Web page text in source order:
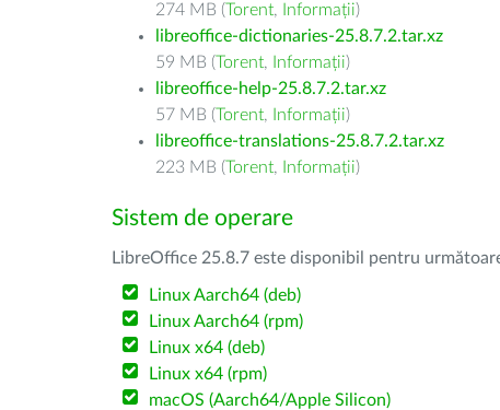
274 MB (Torent, Informații)
libreoffice-dictionaries-25.8.7.2.tar.xz
59 MB (Torent, Informații)
libreoffice-help-25.8.7.2.tar.xz
57 MB (Torent, Informații)
libreoffice-translations-25.8.7.2.tar.xz
223 MB (Torent, Informații)
Sistem de operare
LibreOffice 25.8.7 este disponibil pentru
Linux Aarch64 (deb)
Linux Aarch64 (rpm)
Linux x64 (deb)
Linux x64 (rpm)
macOS (Aarch64/Apple Silicon)